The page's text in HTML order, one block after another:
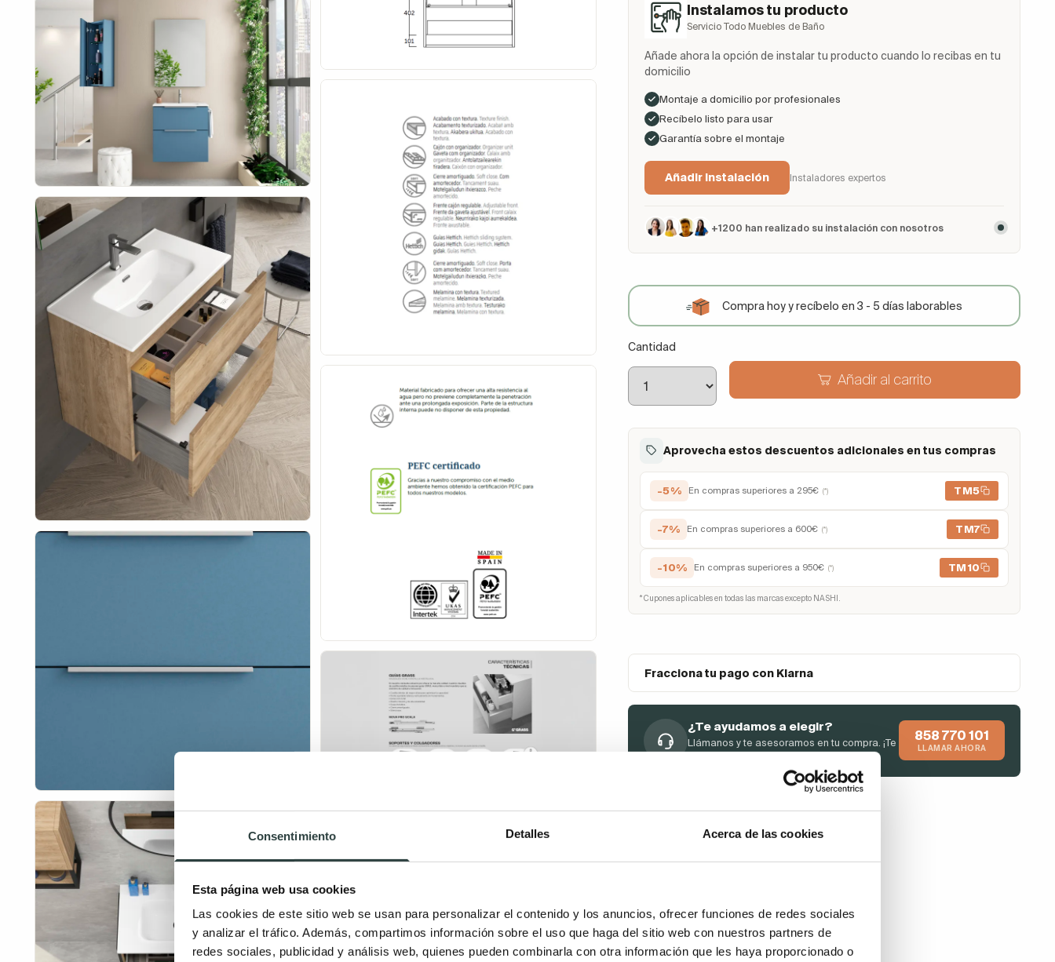
Consentimiento Detalles Acerca de las cookies
Esta página web usa cookies
Las cookies de este sitio web se usan para personalizar el contenido y los anuncios, ofrecer funciones de redes sociales
y analizar el tráfico. Además, compartimos información sobre el uso que haga del sitio web con nuestros partners de
redes sociales, publicidad y análisis web, quienes pueden combinarla con otra información que les haya proporcionado o
Instalamos tu producto
Servicio Todo Muebles de Baño
Añade ahora la opción de instalar tu producto cuando lo recibas en tu
domicilio
Montaje a domicilio por profesionales
Recíbelo listo para usar
Garantía sobre el montaje
Añadir Instalación Instaladores expertos
+1200 han realizado su instalación con nosotros
Compra hoy y recíbelo en 3 - 5 días laborables
Cantidad
Añadir al carrito
Aprovecha estos descuentos adicionales en tus compras
-5% En compras superiores a 295€ (*) TM5
-7% En compras superiores a 600€ (*) TM7
-10% En compras superiores a 950€ (*) TM10
* Cupones aplicables en todas las marcas excepto NASHI.
Fracciona tu pago con Klarna
¿Te ayudamos a elegir?
Llámanos y te asesoramos en tu compra. ¡Te
atendemos de inmediato!
858 770 101
LLAMAR AHORA